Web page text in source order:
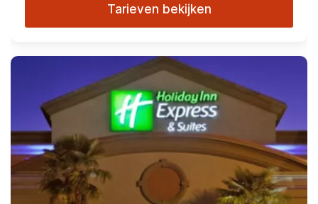
Tarieven bekijken